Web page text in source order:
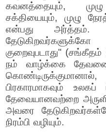
கவனத்தையும்,
சக்தியையும், முழு
என்பது அர்த்தம்.
குறைவுபடாது" (சங்கீதம்
நம் வாழ்க்கை
பிரகாரமாகவும் உலகப்
தேவையானவற்றை
அவரை
நிரம்பி வழியும்.